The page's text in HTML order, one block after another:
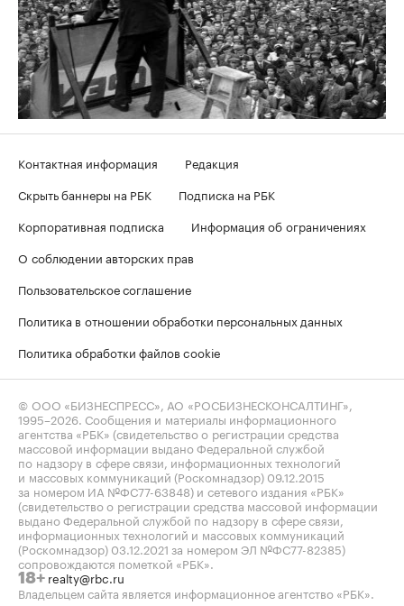
Контактная информация
Редакция
Скрыть баннеры на РБК
Подписка на РБК
Корпоративная подписка
Информация об ограничениях
О соблюдении авторских прав
Пользовательское соглашение
Политика в отношении обработки персональных данных
Политика обработки файлов cookie
© ООО «БИЗНЕСПРЕСС», АО «РОСБИЗНЕСКОНСАЛТИНГ»,
1995–2026 . Сообщения и материалы информационного
агентства «РБК» (свидетельство о регистрации средства
массовой информации выдано Федеральной службой
по надзору в сфере связи, информационных технологий
и массовых коммуникаций (Роскомнадзор) 09.12.2015
за номером ИА №ФС77-63848) и сетевого издания «РБК»
(свидетельство о регистрации средства массовой информации
выдано Федеральной службой по надзору в сфере связи,
информационных технологий и массовых коммуникаций
(Роскомнадзор) 03.12.2021 за номером ЭЛ №ФС77-82385)
сопровождаются пометкой «РБК».
18+ realty@rbc.ru
Владельцем сайта является информационное агентство «РБК».